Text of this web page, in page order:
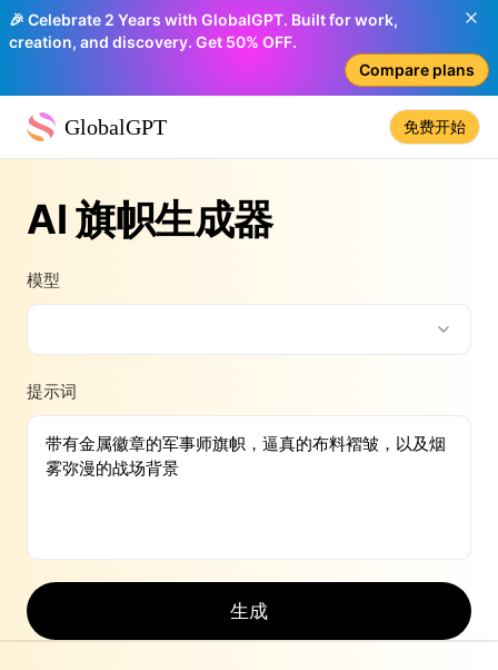
🎉 Celebrate 2 Years with GlobalGPT. Built for work,
creation, and discovery. Get 50% OFF.
Compare plans
GlobalGPT 免费开始
AI 旗帜生成器
模型
提示词
生成